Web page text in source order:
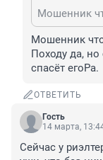
Мошенник
Мошенник
Походу да,
спасёт егоРа.
ОТВЕТИТЬ
Гость
14 марта,
Сейчас у